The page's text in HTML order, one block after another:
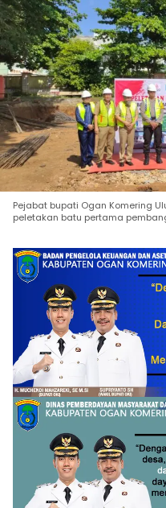
Pejabat bupati Ogan Komering
peletakan batu pertama